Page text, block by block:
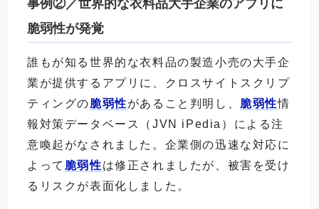
事例②／世界的な衣料品大手企業のアプリに
脆弱性が発覚
誰もが知る世界的な衣料品の製造小売の大手企
業が提供するアプリに、クロスサイトスクリプ
ティングの脆弱性があること判明し、 脆弱性情
報対策データベース（JVN iPedia）による注
意喚起がなされました。企業側の迅速な対応に
よって 脆弱性は修正されましたが、被害を受け
るリスクが表面化しました。